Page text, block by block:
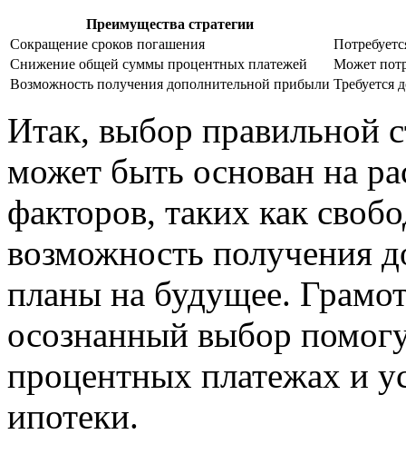
Преимущества стратегии
Сокращение сроков погашения
Снижение общей суммы процентных платежей
Может
Возможность получения дополнительной прибыли Требуется
Итак, выбор правильной
может быть основан на
факторов, таких как
возможность получения
планы на будущее.
осознанный выбор
процентных платежах и
ипотеки.